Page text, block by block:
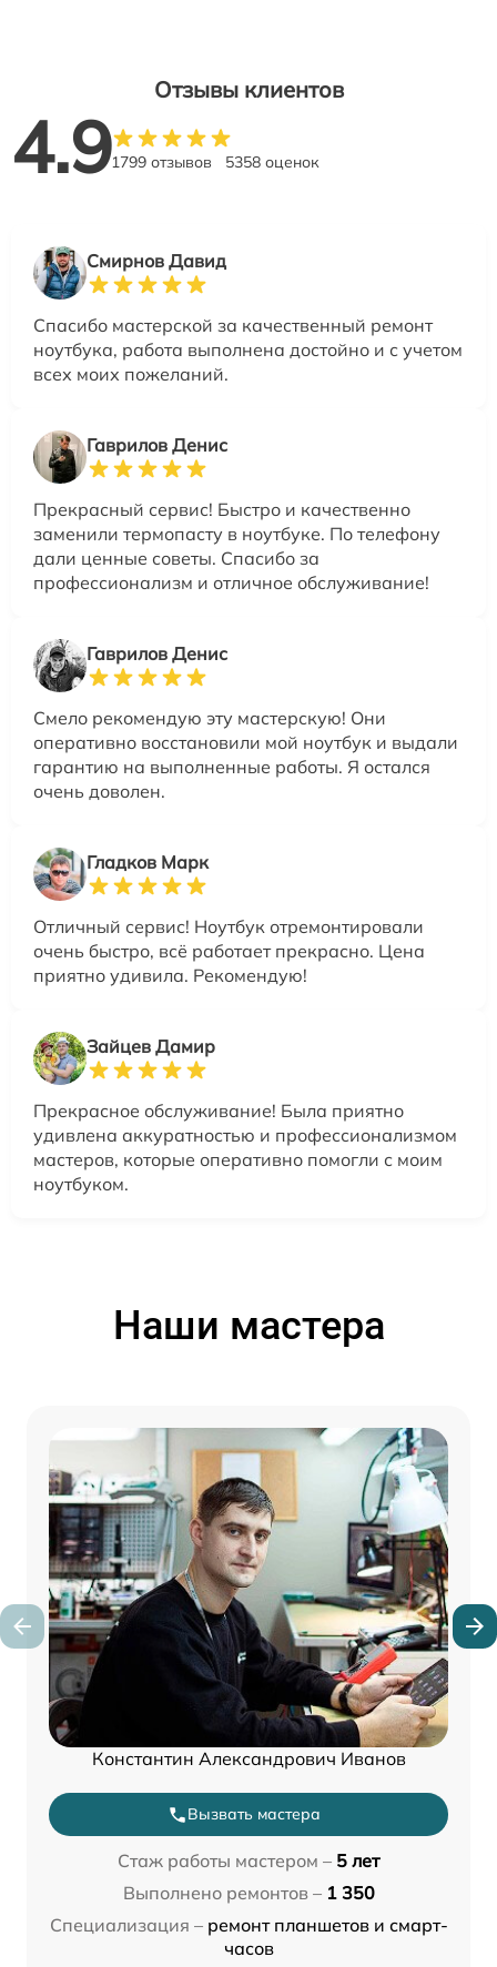
Отзывы клиентов
4.91799 отзывов 5358 оценок
Смирнов Давид
Спасибо мастерской за качественный ремонт
ноутбука, работа выполнена достойно и с учетом
всех моих пожеланий.
Гаврилов Денис
Прекрасный сервис! Быстро и качественно
заменили термопасту в ноутбуке. По телефону
дали ценные советы. Спасибо за
профессионализм и отличное обслуживание!
Гаврилов Денис
Смело рекомендую эту мастерскую! Они
оперативно восстановили мой ноутбук и выдали
гарантию на выполненные работы. Я остался
очень доволен.
Гладков Марк
Отличный сервис! Ноутбук отремонтировали
очень быстро, всё работает прекрасно. Цена
приятно удивила. Рекомендую!
Зайцев Дамир
Прекрасное обслуживание! Была приятно
удивлена аккуратностью и профессионализмом
мастеров, которые оперативно помогли с моим
ноутбуком.
Наши мастера
Константин Александрович Иванов
Вызвать мастера
Стаж работы мастером – 5 лет
Выполнено ремонтов – 1 350
Специализация – ремонт планшетов и смарт-
часов